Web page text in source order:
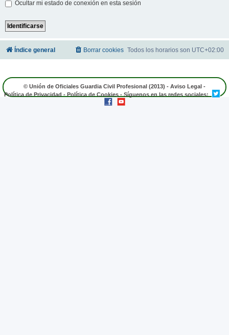
Ocultar mi estado de conexión en esta sesión
Índice general Todos los horarios son UTC+02:00
Borrar cookies
© Unión de Oficiales Guardia Civil Profesional (2013) - Aviso Legal -
Política de Privacidad - Política de Cookies - Síguenos en las redes sociales: